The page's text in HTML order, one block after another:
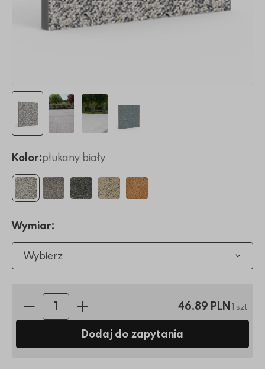
Kolor:płukany biały
Wymiar:
Wybierz
Ilość sztuk: 46.89 PLN 1 szt.
Dodaj do zapytania